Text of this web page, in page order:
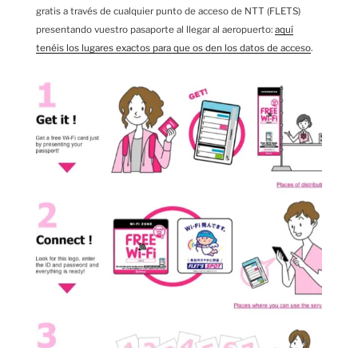
gratis a través de cualquier punto de acceso de NTT (FLETS)
presentando vuestro pasaporte al llegar al aeropuerto: aquí
tenéis los lugares exactos para que os den los datos de acceso.